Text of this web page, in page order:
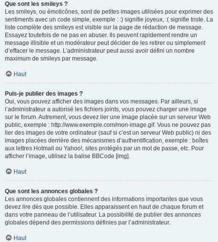
Que sont les smileys ?
Les smileys, ou émoticônes, sont de petites images utilisées pour exprimer des
sentiments avec un code simple, exemple : :) signifie joyeux, :( signifie triste. La
liste complète des smileys est visible sur la page de rédaction de message.
Essayez toutefois de ne pas en abuser. Ils peuvent rapidement rendre un
message illisible et un modérateur peut décider de les retirer ou simplement
d’effacer le message. L’administrateur peut aussi avoir défini un nombre
maximum de smileys par message.
Haut
Puis-je publier des images ?
Oui, vous pouvez afficher des images dans vos messages. Par ailleurs, si
l’administrateur a autorisé les fichiers joints, vous pouvez charger une image
sur le forum. Autrement, vous devez lier une image placée sur un serveur Web
public, exemple : http://www.exemple.com/mon-image.gif. Vous ne pouvez pas
lier des images de votre ordinateur (sauf si c’est un serveur Web public) ni des
images placées derrière des mécanismes d’authentification, exemple : boîtes
aux lettres Hotmail ou Yahoo!, sites protégés par un mot de passe, etc. Pour
afficher l’image, utilisez la balise BBCode [img].
Haut
Que sont les annonces globales ?
Les annonces globales contiennent des informations importantes que vous
devez lire dès que possible. Elles apparaissent en haut de chaque forum et
dans votre panneau de l’utilisateur. La possibilité de publier des annonces
globales dépend des permissions définies par l’administrateur.
Haut